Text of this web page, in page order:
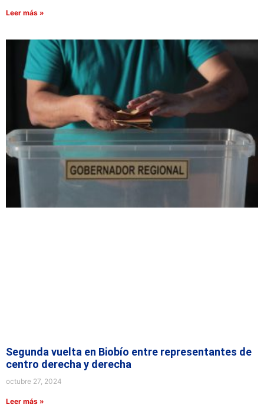
Leer más »
Segunda vuelta en Biobío entre representantes de
centro derecha y derecha
octubre 27, 2024
Leer más »